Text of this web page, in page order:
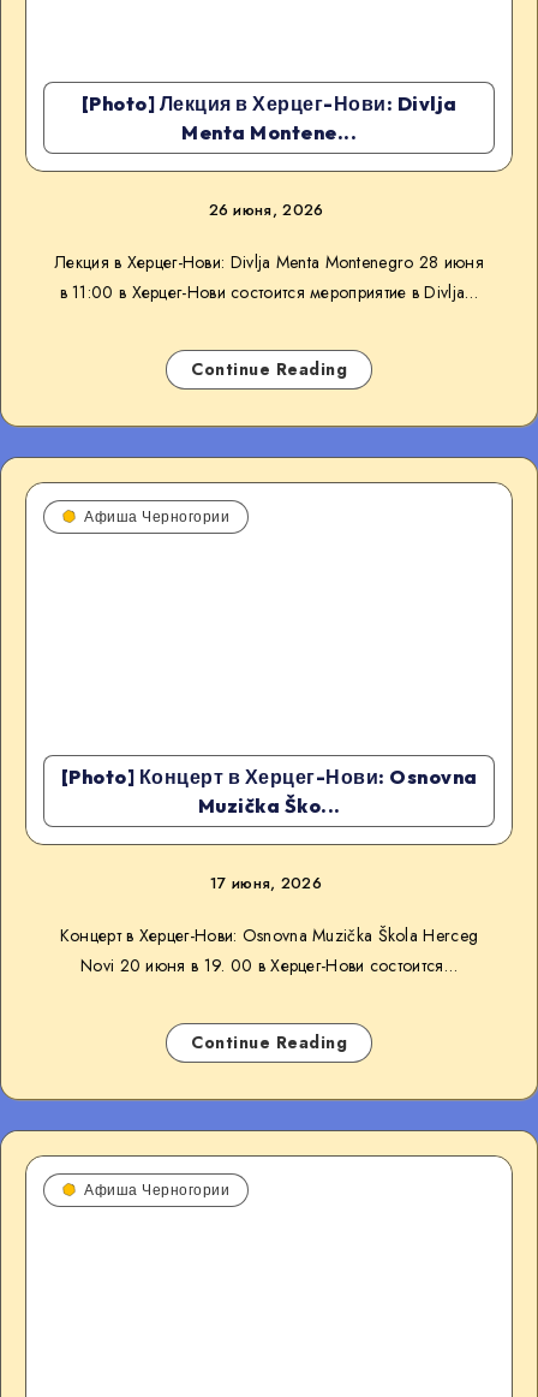
[Photo] Лекция в Херцег-Нови: Divlja
Menta Montene...
26 июня, 2026
Лекция в Херцег-Нови: Divlja Menta Montenegro 28 июня
в 11:00 в Херцег-Нови состоится мероприятие в Divlja…
Continue Reading
[Photo] Концерт в Херцег-Нови: Osnovna
Muzička Ško...
Афиша Черногории
17 июня, 2026
Концерт в Херцег-Нови: Osnovna Muzička Škola Herceg
Novi 20 июня в 19. 00 в Херцег-Нови состоится…
Continue Reading
Афиша Черногории